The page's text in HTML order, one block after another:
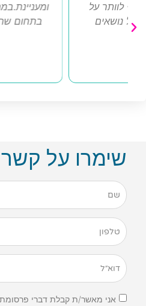
ומעניינת.במהלך הקורס
בתחום שהרחיבו את הידע
שימרו על קשר